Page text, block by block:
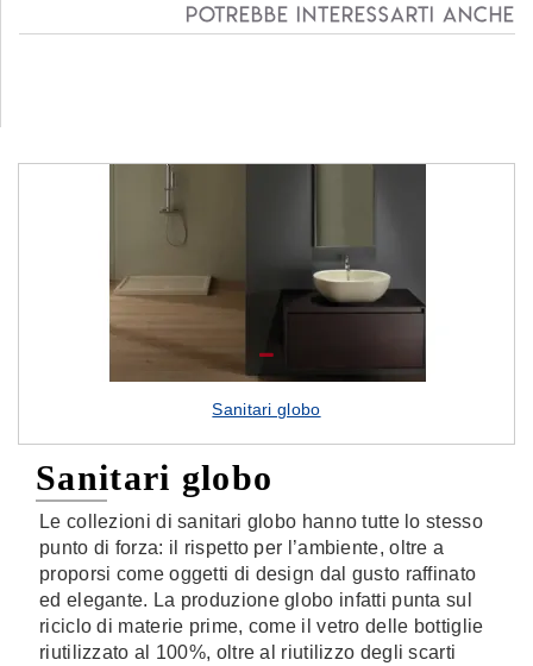
Sanitari globo
Sanitari globo
Le collezioni di sanitari globo hanno tutte lo stesso
punto di forza: il rispetto per l’ambiente, oltre a
proporsi come oggetti di design dal gusto raffinato
ed elegante. La produzione globo infatti punta sul
riciclo di materie prime, come il vetro delle bottiglie
riutilizzato al 100%, oltre al riutilizzo degli scarti
Potrebbe interessarti anche